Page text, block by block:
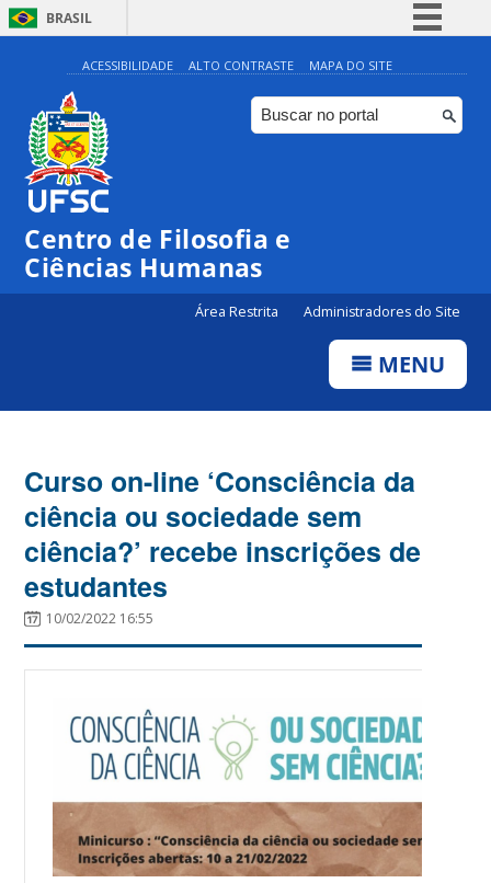
BRASIL
Simplifique!
Comunica BR
Participe
ACESSIBILIDADE ALTO CONTRASTE MAPA DO SITE
Centro de Filosofia e
Ciências Humanas
Área Restrita Administradores do Site
MENU
Curso on-line ‘Consciência da
ciência ou sociedade sem
ciência?’ recebe inscrições de
estudantes
10/02/2022 16:55